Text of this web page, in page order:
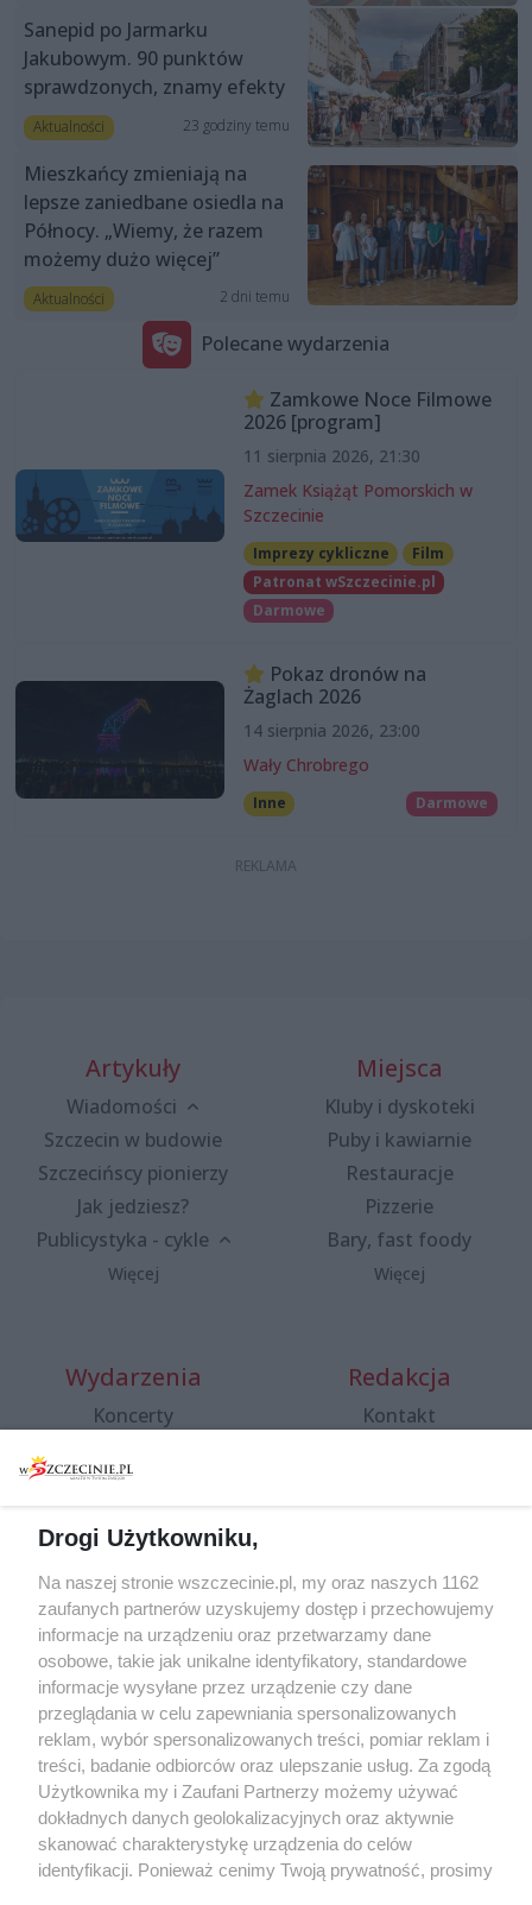
Sanepid po Jarmarku
Jakubowym. 90 punktów
sprawdzonych, znamy efekty
Aktualności 23 godziny temu
Mieszkańcy zmieniają na
lepsze zaniedbane osiedla na
Północy. „Wiemy, że razem
możemy dużo więcej”
Aktualności 2 dni temu
Polecane wydarzenia
Zamkowe Noce Filmowe
2026 [program]
11 sierpnia 2026, 21:30
Zamek Książąt Pomorskich w
Szczecinie
Imprezy cykliczne
Film
Patronat wSzczecinie.pl
Darmowe
Pokaz dronów na
Żaglach 2026
14 sierpnia 2026, 23:00
Wały Chrobrego
Inne Darmowe
Artykuły
Wiadomości
Szczecin w budowie
Szczecińscy pionierzy
Jak jedziesz?
Publicystyka - cykle
Więcej
Miejsca
Kluby i dyskoteki
Puby i kawiarnie
Restauracje
Pizzerie
Bary, fast foody
Więcej
Wydarzenia
Koncerty
Spacery i oprowadzania
targi
Wernisaże
Więcej
Redakcja
Kontakt
Specjalny koncert z okazji
20. urodzin portalu
wSzczecinie.pl
Regulamin konkursów
śniadaniówka "Hej
Szczecin! Jest piątek!"
Partnerzy
Praca Szczecin
Drogi Użytkowniku,
Na naszej stronie wszczecinie.pl, my oraz naszych 1162
zaufanych partnerów uzyskujemy dostęp i przechowujemy
informacje na urządzeniu oraz przetwarzamy dane
osobowe, takie jak unikalne identyfikatory, standardowe
informacje wysyłane przez urządzenie czy dane
przeglądania w celu zapewniania spersonalizowanych
reklam, wybór spersonalizowanych treści, pomiar reklam i
treści, badanie odbiorców oraz ulepszanie usług. Za zgodą
Użytkownika my i Zaufani Partnerzy możemy używać
dokładnych danych geolokalizacyjnych oraz aktywnie
skanować charakterystykę urządzenia do celów
identyfikacji. Ponieważ cenimy Twoją prywatność, prosimy